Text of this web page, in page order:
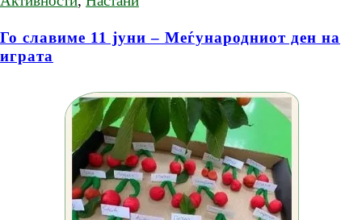
Го славиме 11 јуни – Меѓународниот ден на
играта